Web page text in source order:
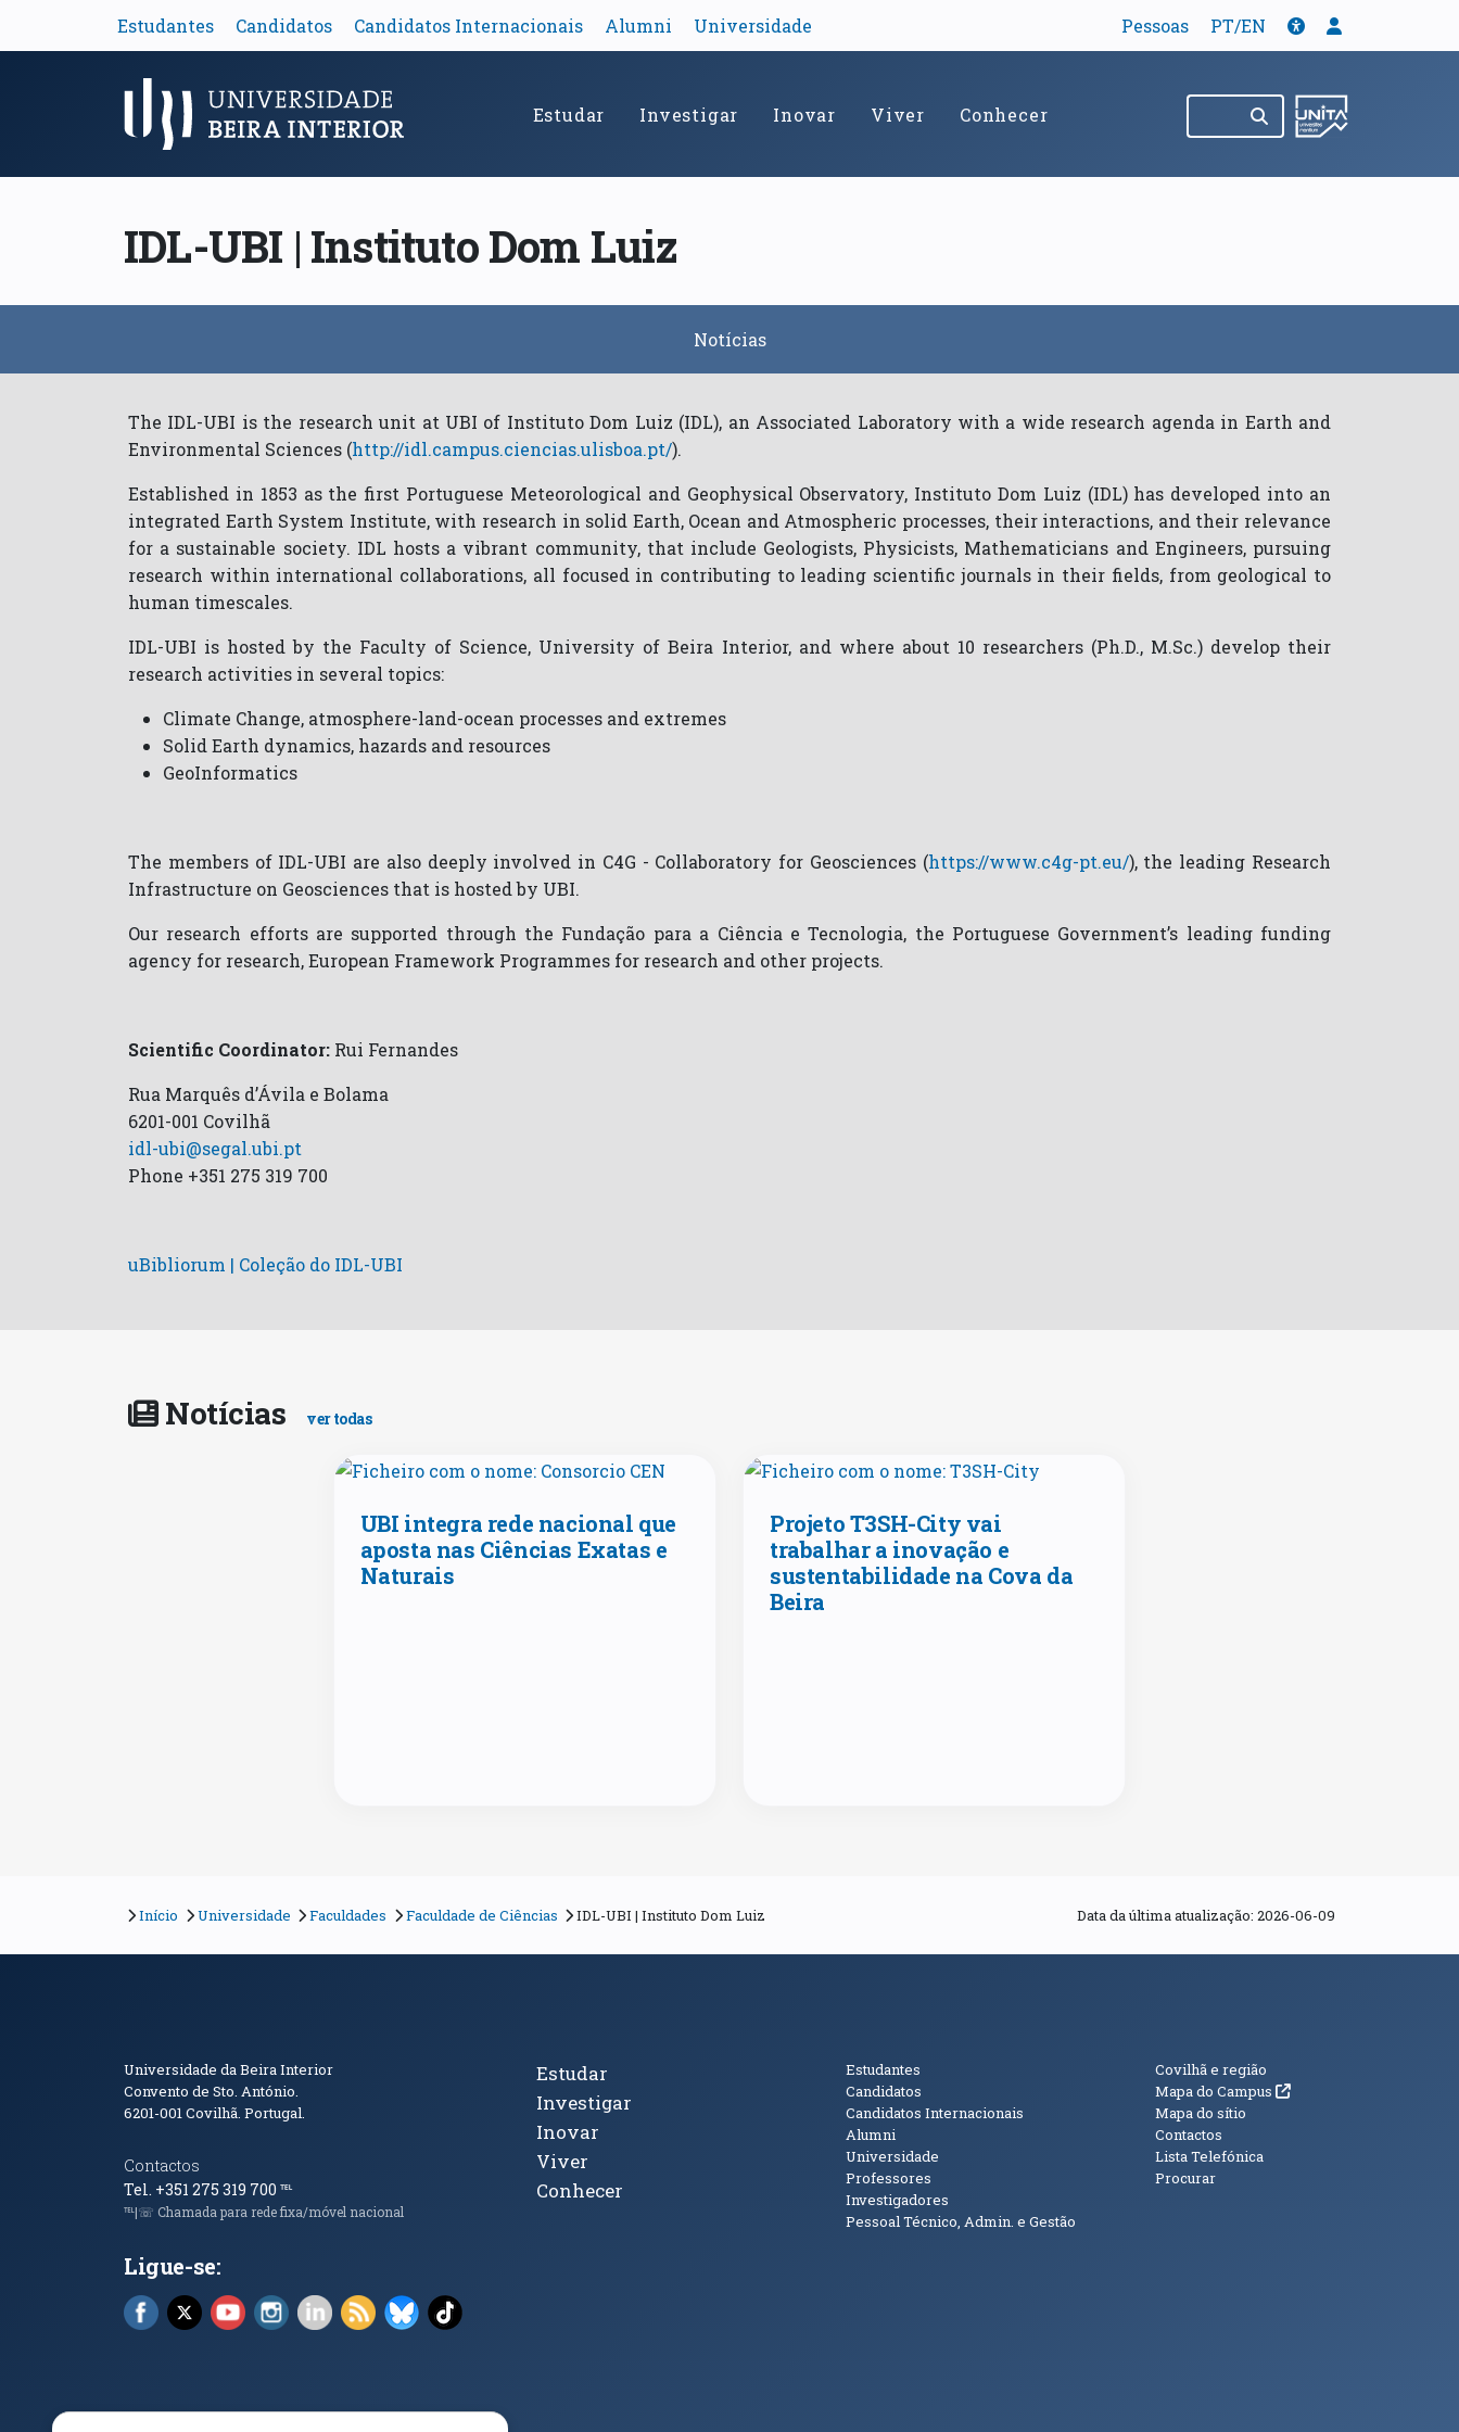
Estudantes Candidatos Candidatos Internacionais Alumni Universidade Pessoas PT/EN Tradução
Acessibilidade
Menu Principal Estudar Investigar Inovar Viver Conhecer Pesquisar no site (abre em
IDL-UBI | Instituto Dom Luiz
Notícias
The IDL-UBI is the research unit at UBI of Instituto Dom Luiz (IDL), an Associated Laboratory with a wide research agenda in Earth and
Environmental Sciences (http://idl.campus.ciencias.ulisboa.pt/).
Established in 1853 as the first Portuguese Meteorological and Geophysical Observatory, Instituto Dom Luiz (IDL) has developed into an
integrated Earth System Institute, with research in solid Earth, Ocean and Atmospheric processes, their interactions, and their relevance
for a sustainable society. IDL hosts a vibrant community, that include Geologists, Physicists, Mathematicians and Engineers, pursuing
research within international collaborations, all focused in contributing to leading scientific journals in their fields, from geological to
human timescales.
IDL-UBI is hosted by the Faculty of Science, University of Beira Interior, and where about 10 researchers (Ph.D., M.Sc.) develop their
research activities in several topics:
Climate Change, atmosphere-land-ocean processes and extremes
Solid Earth dynamics, hazards and resources
GeoInformatics
The members of IDL-UBI are also deeply involved in C4G - Collaboratory for Geosciences (https://www.c4g-pt.eu/), the leading Research
Infrastructure on Geosciences that is hosted by UBI.
Our research efforts are supported through the Fundação para a Ciência e Tecnologia, the Portuguese Government’s leading funding
agency for research, European Framework Programmes for research and other projects.
Scientific Coordinator: Rui Fernandes
Rua Marquês d’Ávila e Bolama
6201-001 Covilhã
idl-ubi@segal.ubi.pt
Phone +351 275 319 700
uBibliorum | Coleção do IDL-UBI
Notícias ver todas
UBI integra rede nacional que
aposta nas Ciências Exatas e
Naturais
Projeto T3SH-City vai
trabalhar a inovação e
sustentabilidade na Cova da
Beira
Início Universidade Faculdades Faculdade de Ciências IDL-UBI | Instituto Dom Luiz Data da última atualização: 2026-06-09
Informações de Contacto
Universidade da Beira Interior
Convento de Sto. António.
6201-001Covilhã. Portugal.
Contactos
Tel. +351 275 319 700 ℡
℡|☏ Chamada para rede fixa/móvel nacional
Ligue-se:
Facebook (abre em nova janela)
X (abre em nova janela)
YouTube (abre em nova janela)
Instagram (abre em nova janela)
LinkedIn (abre em nova janela)
RSS (abre em nova janela)
Bluesky (abre em nova janela)
TikTok (abre em nova janela)
Tópicos Principais
Estudar
Investigar
Inovar
Viver
Conhecer
Públicos
Estudantes
Candidatos
Candidatos Internacionais
Alumni
Universidade
Professores
Investigadores
Pessoal Técnico, Admin. e Gestão
Informações
Covilhã e região
Mapa do Campus (abre em nova janela)
Mapa do sítio
Contactos
Lista Telefónica
Procurar